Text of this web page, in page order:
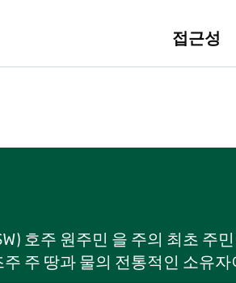
접근성
호주 원주민 을 주의 최초 주
주 주 땅과 물의 전통적인 소유